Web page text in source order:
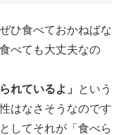
ひ食べておかねばな
べても大丈夫なの
れているよ」
という
はなさそうなのです
してそれが「食べら